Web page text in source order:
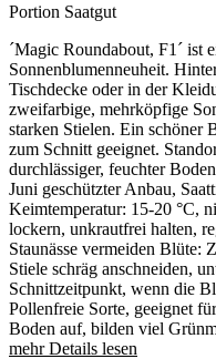
Portion Saatgut
´Magic Roundabout, F1´ ist
Sonnenblumenneuheit.
Tischdecke oder in der
zweifarbige, mehrköpfige
starken Stielen. Ein schöner
zum Schnitt geeignet.
durchlässiger, feuchter
Juni geschützter Anbau,
Keimtemperatur: 15-20 °C,
lockern, unkrautfrei halten,
Staunässe vermeiden Blüte:
Stiele schräg anschneiden,
Schnittzeitpunkt, wenn die
Pollenfreie Sorte, geeignet
Boden auf, bilden viel
mehr Details lesen